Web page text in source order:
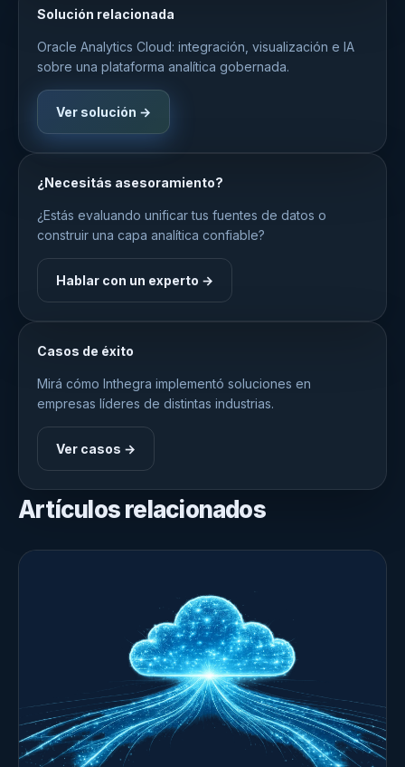
Solución relacionada
Oracle Analytics Cloud: integración, visualización e IA
sobre una plataforma analítica gobernada.
Ver solución →
¿Necesitás asesoramiento?
¿Estás evaluando unificar tus fuentes de datos o
construir una capa analítica confiable?
Hablar con un experto →
Casos de éxito
Mirá cómo Inthegra implementó soluciones en
empresas líderes de distintas industrias.
Ver casos →
Artículos relacionados